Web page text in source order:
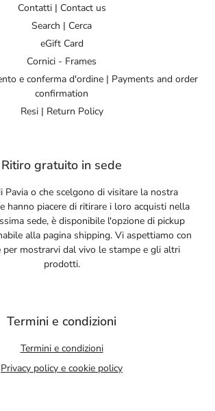
Contatti | Contact us
Search | Cerca
eGift Card
Cornici - Frames
e conferma d'ordine | Payments and order
confirmation
Resi | Return Policy
Ritiro gratuito in sede
Pavia o che scelgono di visitare la nostra
hanno piacere di ritirare i loro acquisti nella
sede, è disponibile l'opzione di pickup
alla pagina shipping. Vi aspettiamo con
per mostrarvi dal vivo le stampe e gli altri
prodotti.
Termini e condizioni
Termini e condizioni
Privacy policy e cookie policy